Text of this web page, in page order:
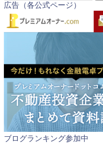
広告（各公式ページ）
ブログランキング参加中